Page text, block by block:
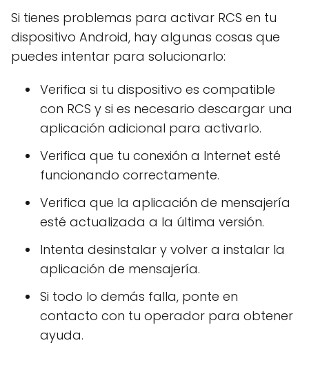
Si tienes problemas para activar RCS en tu
dispositivo Android, hay algunas cosas que
puedes intentar para solucionarlo:
Verifica si tu dispositivo es compatible
con RCS y si es necesario descargar una
aplicación adicional para activarlo.
Verifica que tu conexión a Internet esté
funcionando correctamente.
Verifica que la aplicación de mensajería
esté actualizada a la última versión.
Intenta desinstalar y volver a instalar la
aplicación de mensajería.
Si todo lo demás falla, ponte en
contacto con tu operador para obtener
ayuda.